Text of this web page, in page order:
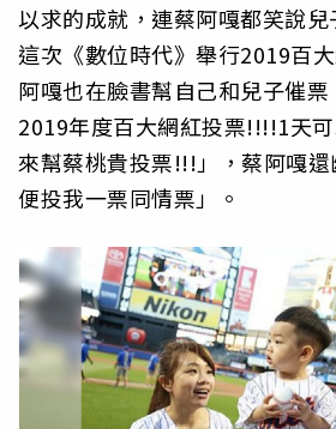
以求的成就，連蔡阿嘎都笑說兒
這次《數位時代》舉行2019百
阿嘎也在臉書幫自己和兒子催
2019年度百大網紅投票!!!!1天
來幫蔡桃貴投票!!!」，蔡阿嘎
便投我一票同情票」。